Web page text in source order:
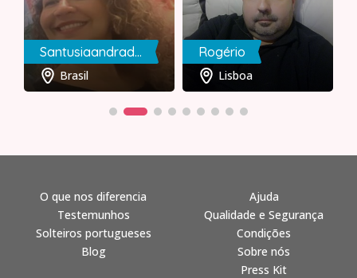
Santusiaandradetavares
Brasil
Rogério
Lisboa
O que nos diferencia
Testemunhos
Solteiros portugueses
Blog
Ajuda
Qualidade e Segurança
Condições
Sobre nós
Press Kit